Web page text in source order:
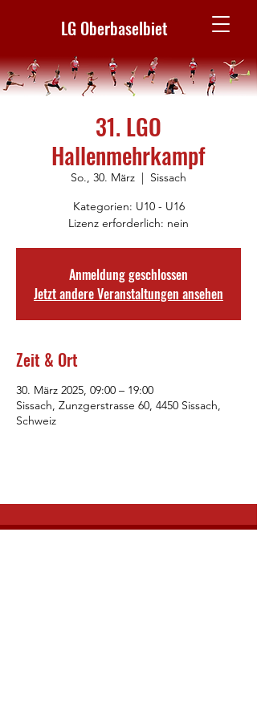
LG Oberbaselbiet
31. LGO
Hallenmehrkampf
So., 30. März
  |
Sissach
Kategorien: U10 - U16
Lizenz erforderlich: nein
Anmeldung geschlossen
Jetzt andere Veranstaltungen ansehen
Zeit & Ort
30. März 2025, 09:00 – 19:00
Sissach, Zunzgerstrasse 60, 4450 Sissach,
Schweiz